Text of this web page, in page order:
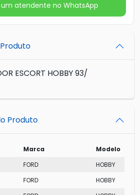
atendente no WhatsApp
ESCORT HOBBY 93/
Produto
Marca
Modelo
FORD
HOBBY
FORD
HOBBY